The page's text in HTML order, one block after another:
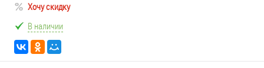
Хочу скидку
В наличии